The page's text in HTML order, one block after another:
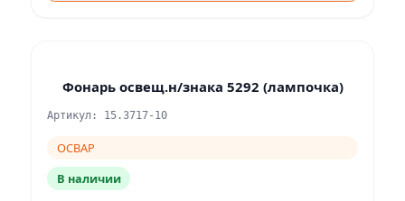
Фонарь освещ.н/знака 5292 (лампочка)
Артикул: 15.3717-10
ОСВАР
В наличии